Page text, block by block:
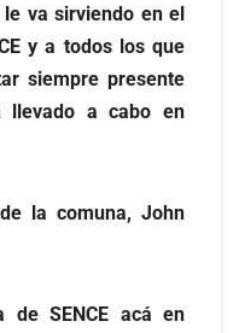
va sirviendo en el
y a todos los que
siempre presente
llevado a cabo en
la comuna, John
de SENCE acá en